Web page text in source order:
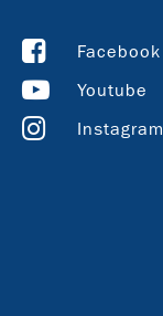
Facebook
Youtube
Instagram